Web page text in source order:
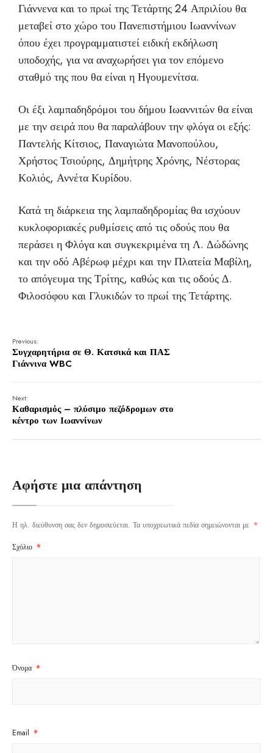
Γιάννενα και το πρωί της Τετάρτης 24 Απριλίου θα
μεταβεί στο χώρο του Πανεπιστήμιου Ιωαννίνων
όπου έχει προγραμματιστεί ειδική εκδήλωση
υποδοχής, για να αναχωρήσει για τον επόμενο
σταθμό της που θα είναι η Ηγουμενίτσα.
Οι έξι λαμπαδηδρόμοι του δήμου Ιωαννιτών θα είναι
με την σειρά που θα παραλάβουν την φλόγα οι εξής:
Παντελής Κίτσιος, Παναγιώτα Μανοπούλου,
Χρήστος Τσιούρης, Δημήτρης Χρόνης, Νέστορας
Κολιός, Αννέτα Κυρίδου.
Κατά τη διάρκεια της λαμπαδηδρομίας θα ισχύουν
κυκλοφοριακές ρυθμίσεις από τις οδούς που θα
περάσει η Φλόγα και συγκεκριμένα τη Λ. Δώδώνης
και την οδό Αβέρωφ μέχρι και την Πλατεία Μαβίλη,
το απόγευμα της Τρίτης, καθώς και τις οδούς Δ.
Φιλοσόφου και Γλυκιδών το πρωί της Τετάρτης.
Previous:
Συγχαρητήρια σε Θ. Κατσικά και ΠΑΣ
Γιάννινα WBC
Next:
Καθαρισμός – πλύσιμο πεζόδρομων στο
κέντρο των Ιωαννίνων
Αφήστε μια απάντηση
Η ηλ. διεύθυνση σας δεν δημοσιεύεται. Τα υποχρεωτικά πεδία σημειώνονται με *
Σχόλιο *
Όνομα *
Email *